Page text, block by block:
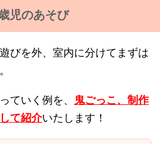
児のあそび
びを外、室内に分けてまずは
ていく例を、
鬼ごっこ、制作
て紹介いたします！